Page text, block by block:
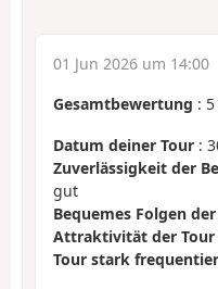
01 Jun 2026 um 14:00
Gesamtbewertung : 5
Datum deiner Tour :
Zuverlässigkeit der
gut
Bequemes Folgen
Attraktivität der Tour
Tour stark